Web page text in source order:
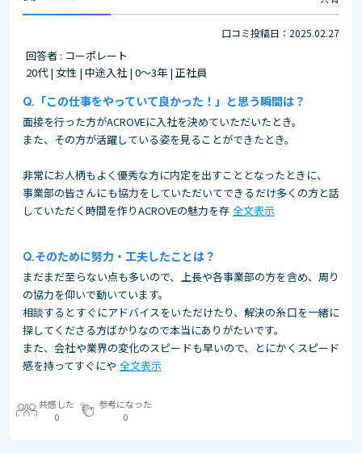
口コミ投稿日：2025.02.27
回答者 : コーポレート
20代 | 女性 | 中途入社 | 0～3年 | 正社員
「この仕事をやっていて良かった！」と思う瞬間は？
面接を行った方がACROVEに入社を決めていただいたとき。
また、その方が活躍している姿を見ることができたとき。
非常にお人柄もよく優秀な方に内定を出すこととなったときに、
事業部の皆さんにも協力をしていただいてできるだけ多くの方と話
していただく時間を作りACROVEの魅力を存 全文表示
そのために努力・工夫したことは？
まだまだ至らない点も多いので、上長や各事業部の方を含め、周り
の協力を仰いで動いています。
相談するとすぐにアドバイスをいただけたり、解決の糸口を一緒に
探してくださる方ばかりなので本当にありがたいです。
また、会社や業界の変化のスピードも早いので、とにかくスピード
感を持ってすぐにや 全文表示
共感した
0
参考になった
0